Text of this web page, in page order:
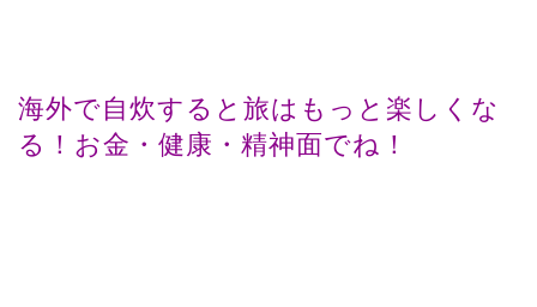
海外で自炊すると旅はもっと楽しくな
る！お金・健康・精神面でね！